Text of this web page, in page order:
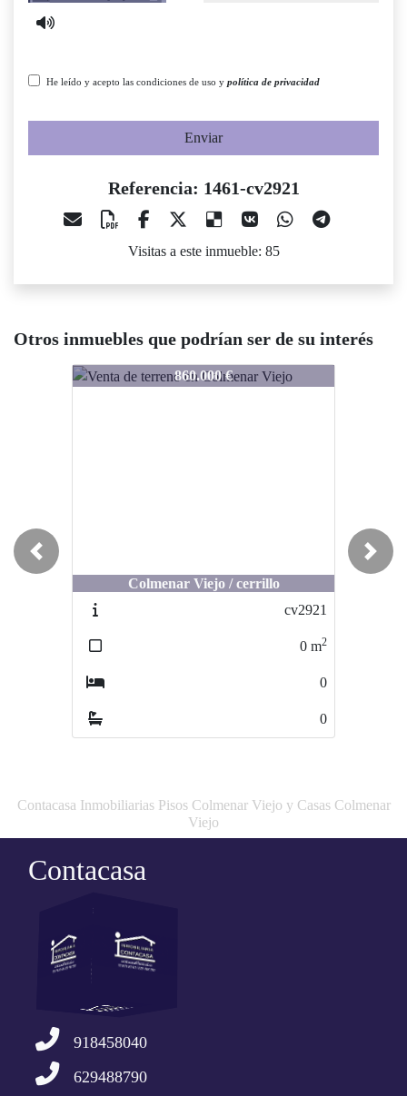
He leído y acepto las condiciones de uso y política de privacidad
Enviar
Referencia: 1461-cv2921
Visitas a este inmueble: 85
Otros inmuebles que podrían ser de su interés
1461-cv2921 860.000 €
Colmenar Viejo / cerrillo
cv2921
0m2
1461-cv2921 350.000 €
Soto del Real / Centro
Previous Next
Contacasa Inmobiliarias Pisos Colmenar Viejo y Casas Colmenar
Viejo
Contacasa
918458040
629488790